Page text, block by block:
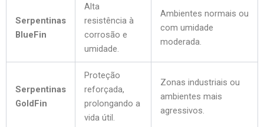
Serpentinas
BlueFin
Alta
resistência à
corrosão e
umidade.
Ambientes normais ou
com umidade
moderada.
Serpentinas
GoldFin
Proteção
reforçada,
prolongando a
vida útil.
Zonas industriais ou
ambientes mais
agressivos.